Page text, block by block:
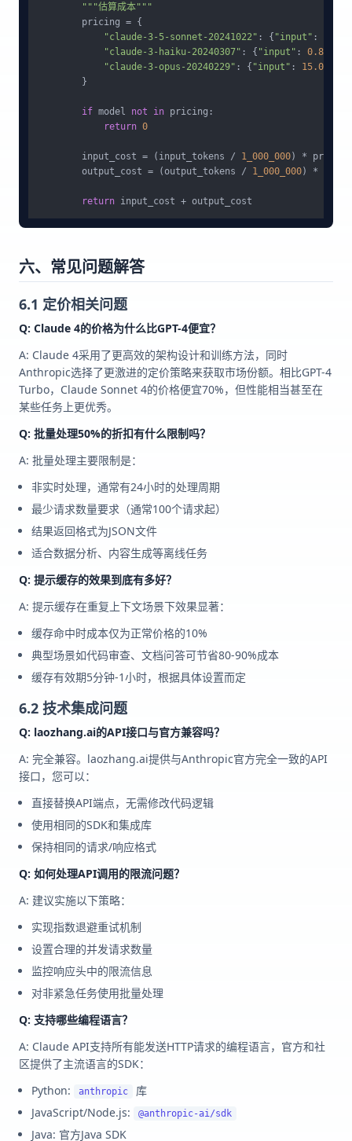
"""估算成本"""
        pricing = {
"claude-3-5-sonnet-20241022" : { "input" :
"claude-3-haiku-20240307" : { "input" : 0.8
"claude-3-opus-20240229" : { "input" : 15.0
        }
if model not in pricing:
return 0
        input_cost = (input_tokens /
1_000_000) *
        output_cost = (output_tokens /
1_000_000) *
return
六、常见问题解答
6.1 定价相关问题
Q: Claude 4的价格为什么比GPT-4便宜？
A: Claude 4采用了更高效的架构设计和训练方法，同时
Anthropic选择了更激进的定价策略来获取市场份额。相比GPT-4
Turbo，Claude Sonnet 4的价格便宜70%，但性能相当甚至在
某些任务上更优秀。
Q: 批量处理50%的折扣有什么限制吗？
A: 批量处理主要限制是：
非实时处理，通常有24小时的处理周期
最少请求数量要求（通常100个请求起）
结果返回格式为JSON文件
适合数据分析、内容生成等离线任务
Q: 提示缓存的效果到底有多好？
A: 提示缓存在重复上下文场景下效果显著：
缓存命中时成本仅为正常价格的10%
典型场景如代码审查、文档问答可节省80-90%成本
缓存有效期5分钟-1小时，根据具体设置而定
6.2 技术集成问题
Q: laozhang.ai的API接口与官方兼容吗？
A: 完全兼容。laozhang.ai提供与Anthropic官方完全一致的API
接口，您可以：
直接替换API端点，无需修改代码逻辑
使用相同的SDK和集成库
保持相同的请求/响应格式
Q: 如何处理API调用的限流问题？
A: 建议实施以下策略：
实现指数退避重试机制
设置合理的并发请求数量
监控响应头中的限流信息
对非紧急任务使用批量处理
Q: 支持哪些编程语言？
A: Claude API支持所有能发送HTTP请求的编程语言，官方和社
区提供了主流语言的SDK：
Python:
anthropic
库
JavaScript/Node.js:
@anthropic-ai/sdk
Java: 官方Java SDK